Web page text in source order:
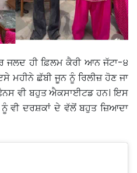
ਜਲਦ ਹੀ ਫ਼ਿਲਮ ਕੈਰੀ ਆਨ ਜੱਟਾ-੪
ਮਹੀਨੇ ਛੱਬੀ ਜੂਨ ਨੂੰ ਰਿਲੀਜ਼ ਹੋਣ ਜਾ
ਵੀ ਬਹੁਤ ਐਕਸਾਈਟਡ ਹਨ। ਇਸ
ਨੂੰ ਵੀ ਦਰਸ਼ਕਾਂ ਦੇ ਵੱਲੋਂ ਬਹੁਤ ਜ਼ਿਆਦਾ